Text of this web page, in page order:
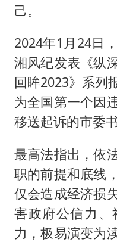
己。
2024年1月24日
湘风纪发表《纵
回眸2023》系列
为全国第一个因
移送起诉的市委书
最高法指出，依
职的前提和底线
仅会造成经济损
害政府公信力
力，极易演变为